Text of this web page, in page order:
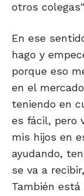
otros
En ese
hago y
porque eso
en el
teniendo en
es fácil, pero
mis hijos en
ayudando,
se va a
También